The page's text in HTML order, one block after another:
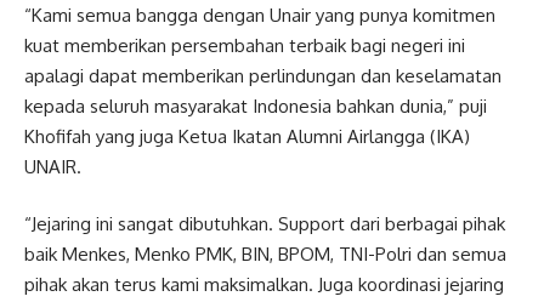
“Kami semua bangga dengan Unair yang punya komitmen
kuat memberikan persembahan terbaik bagi negeri ini
apalagi dapat memberikan perlindungan dan keselamatan
kepada seluruh masyarakat Indonesia bahkan dunia,” puji
Khofifah yang juga Ketua Ikatan Alumni Airlangga (IKA)
UNAIR.
“Jejaring ini sangat dibutuhkan. Support dari berbagai pihak
baik Menkes, Menko PMK, BIN, BPOM, TNI-Polri dan semua
pihak akan terus kami maksimalkan. Juga koordinasi jejaring